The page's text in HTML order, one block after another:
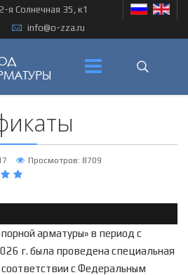
я Солнечная 35, к1
info@o-zza.ru
Просмотров: 8709
арматуры» в период с
г. была проведена специальная
с Федеральным